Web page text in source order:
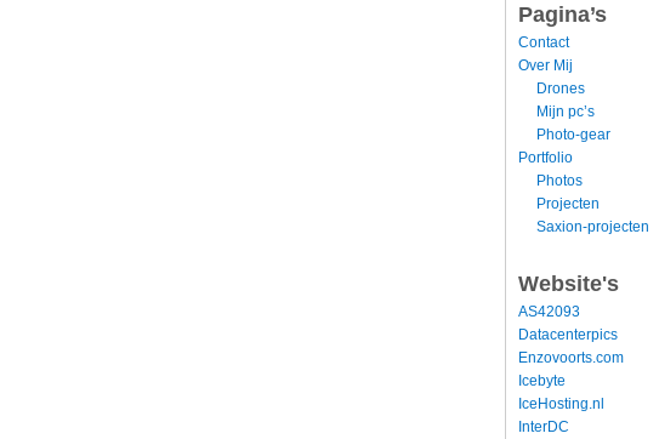
Pagina’s
Contact
Over Mij
Drones
Mijn pc’s
Photo-gear
Portfolio
Photos
Projecten
Saxion-projecten
Website's
AS42093
Datacenterpics
Enzovoorts.com
Icebyte
IceHosting.nl
InterDC